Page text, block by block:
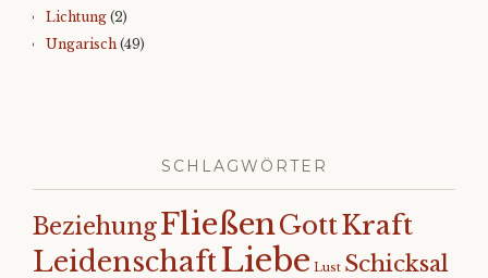
Lichtung (2)
Ungarisch (49)
SCHLAGWÖRTER
BeziehungFließenGottKraft
LeidenschaftLiebe Lust Schicksal